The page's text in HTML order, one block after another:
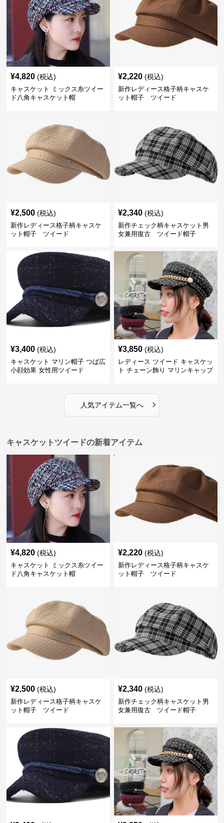
¥4,820 (税込)
キャスケット ミックス糸ツイー
ド八角キャスケット帽
¥2,220 (税込)
新作レディース格子柄キャスケ
ット帽子 ツイード
¥2,500 (税込)
新作レディース格子柄キャスケ
ット帽子 ツイード
¥2,340 (税込)
新作チェック柄キャスケット男
女兼用復古 ツイード帽子
¥3,400 (税込)
キャスケット マリン帽子 つば広
小顔効果 女性用ツイード
¥3,850 (税込)
レディース ツイード キャスケッ
ト チェーン飾り マリンキャップ
人気アイテム一覧へ ›
キャスケットツイードの新着アイテム
¥4,820 (税込)
キャスケット ミックス糸ツイー
ド八角キャスケット帽
¥2,220 (税込)
新作レディース格子柄キャスケ
ット帽子 ツイード
¥2,500 (税込)
新作レディース格子柄キャスケ
ット帽子 ツイード
¥2,340 (税込)
新作チェック柄キャスケット男
女兼用復古 ツイード帽子